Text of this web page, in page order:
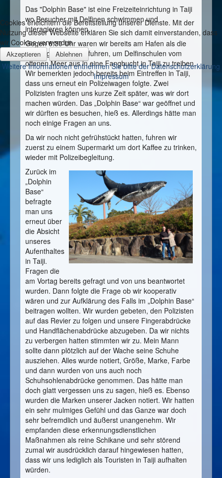
Das "Dolphin Base" ist eine Freizeiteinrichtung in Taiji
wo Besucher mit Delfinen schwimmen und
interagieren können.
Gegen 6:30 Uhr waren wir bereits am Hafen als die
Treibjagdboote rausfuhren, um Delfinschulen vom
offenen Meer aus in eine Fangbucht in Taiji zu treiben.
Wir bemerkten jedoch bereits beim Eintreffen in Taiji,
dass uns erneut ein Polizeiwagen folgte. Zwei
Polizisten fragten uns kurze Zeit später, was wir dort
machen würden. Das „Dolphin Base“ war geöffnet und
wir dürften es besuchen, hieß es. Allerdings hätte man
noch einige Fragen an uns.
Da wir noch nicht gefrühstückt hatten, fuhren wir
zuerst zu einem Supermarkt um dort Kaffee zu trinken,
wieder mit Polizeibegleitung.
Zurück im
„Dolphin
Base“
befragte
man uns
erneut über
die Absicht
unseres
Aufenthaltes
in Taiji.
Fragen die
am Vortag bereits gefragt und von uns beantwortet
wurden. Dann folgte die Frage ob wir kooperativ
wären und zur Aufklärung des Falls im „Dolphin Base“
beitragen wollten. Wir wurden gebeten, den Polizisten
auf das Revier zu folgen und unsere Fingerabdrücke
und Handflächenabdrücke abzugeben. Da wir nichts
zu verbergen hatten stimmten wir zu. Mein Mann
sollte dann plötzlich auf der Wache seine Schuhe
ausziehen. Alles wurde notiert, Größe, Marke, Farbe
und dann wurden von uns auch noch
Schuhsohlenabdrücke genommen. Das hätte man
doch glatt vergessen uns zu sagen, hieß es. Ebenso
wurden die Marken unserer Jacken notiert. Wir hatten
ein sehr mulmiges Gefühl und das Ganze war doch
sehr befremdlich und äußerst unangenehm. Wir
empfanden diese erkennungsdienstlichen
Maßnahmen als reine Schikane und sehr störend
zumal wir ausdrücklich darauf hingewiesen hatten,
dass wir uns lediglich als Touristen in Taiji aufhalten
würden.
Cookies erleichtern die Bereitstellung unserer Dienste. Mit der
Nutzung dieser Webseite erklären Sie sich damit einverstanden, dass
wir Cookies verwenden
Akzeptieren Ablehnen
Weitere Informationen entnehmen Sie bitte der Datenschutzerklärung
Impressum